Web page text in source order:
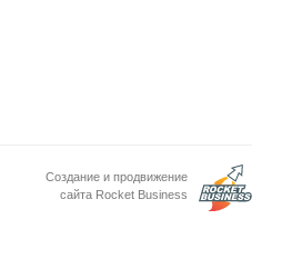
Создание и продвижение
сайта Rocket Business